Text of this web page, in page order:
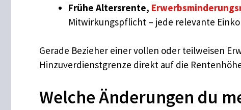
Frühe Altersrente,
Mitwirkungspflicht – jede relevante
Gerade Bezieher einer vollen oder teilweisen
Hinzuverdienstgrenze direkt auf die
Welche Änderungen du